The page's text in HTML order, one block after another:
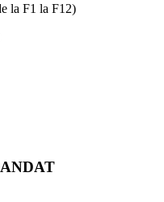
la F1 la F12)